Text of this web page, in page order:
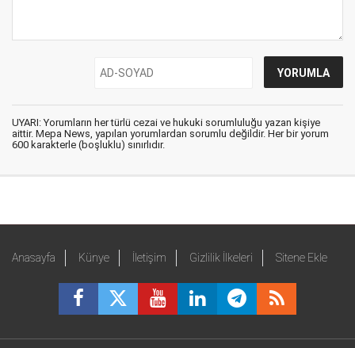
UYARI: Yorumların her türlü cezai ve hukuki sorumluluğu yazan kişiye
aittir. Mepa News, yapılan yorumlardan sorumlu değildir. Her bir yorum
600 karakterle (boşluklu) sınırlıdır.
Anasayfa Künye İletişim Gizlilik İlkeleri Sitene Ekle